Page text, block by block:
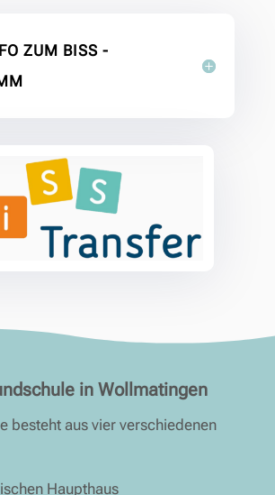
ZUM BISS -
in Wollmatingen
besteht aus vier verschiedenen
Haupthaus